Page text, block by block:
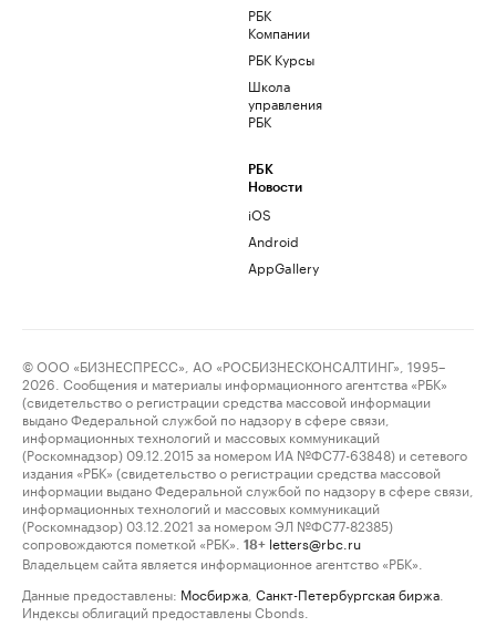
РБК
Компании
РБК Курсы
Школа
управления
РБК
РБК
Новости
iOS
Android
AppGallery
© ООО «БИЗНЕСПРЕСС», АО «РОСБИЗНЕСКОНСАЛТИНГ», 1995–
2026. Сообщения и материалы информационного агентства «РБК»
(свидетельство о регистрации средства массовой информации
выдано Федеральной службой по надзору в сфере связи,
информационных технологий и массовых коммуникаций
(Роскомнадзор) 09.12.2015 за номером ИА №ФС77-63848) и сетевого
издания «РБК» (свидетельство о регистрации средства массовой
информации выдано Федеральной службой по надзору в сфере связи,
информационных технологий и массовых коммуникаций
(Роскомнадзор) 03.12.2021 за номером ЭЛ №ФС77-82385)
сопровождаются пометкой «РБК».
18+ letters@rbc.ru
Владельцем сайта является информационное агентство «РБК».
Данные предоставлены: Мосбиржа Санкт-Петербургская биржа
Индексы облигаций предоставлены Cbonds.